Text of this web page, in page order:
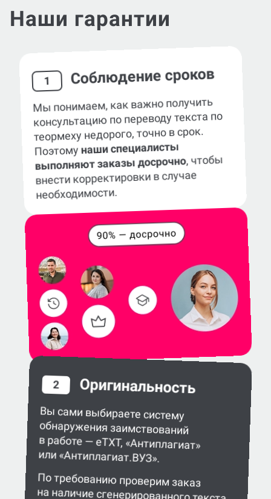
Наши гарантии
1 Соблюдение сроков
Мы понимаем, как важно получить
консультацию по переводу текста по
теормеху недорого, точно в срок.
Поэтомунаши специалисты
выполняют заказы досрочно, чтобы
внести корректировки в случае
необходимости.
2 Оригинальность
Вы сами выбираете систему
обнаружения заимствований
в работе — eTXT, «Антиплагиат»
или «Антиплагиат.ВУЗ».
По требованию проверим заказ
на наличие сгенерированного текста